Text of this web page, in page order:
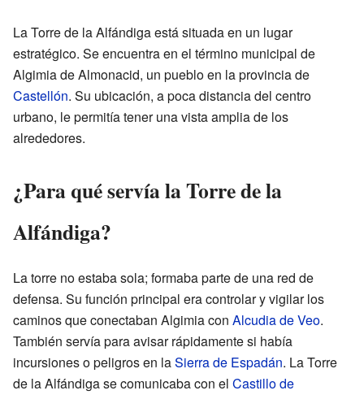
La Torre de la Alfándiga está situada en un lugar
estratégico. Se encuentra en el término municipal de
Algimia de Almonacid, un pueblo en la provincia de
Castellón. Su ubicación, a poca distancia del centro
urbano, le permitía tener una vista amplia de los
alrededores.
¿Para qué servía la Torre de la
Alfándiga?
La torre no estaba sola; formaba parte de una red de
defensa. Su función principal era controlar y vigilar los
caminos que conectaban Algimia con Alcudia de Veo.
También servía para avisar rápidamente si había
incursiones o peligros en laSierra de Espadán. La Torre
de la Alfándiga se comunicaba con el Castillo de